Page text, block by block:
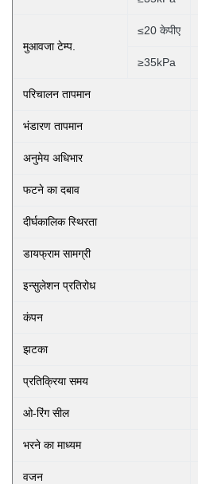
मुआवजा टेम्प.
≤20 केपीए
≥35kPa
परिचालन तापमान
भंडारण तापमान
अनुमेय अधिभार
फटने का दबाव
दीर्घकालिक स्थिरता
डायफ्राम सामग्री
इन्सुलेशन प्रतिरोध
कंपन
झटका
प्रतिक्रिया समय
ओ-रिंग सील
भरने का माध्यम
वजन